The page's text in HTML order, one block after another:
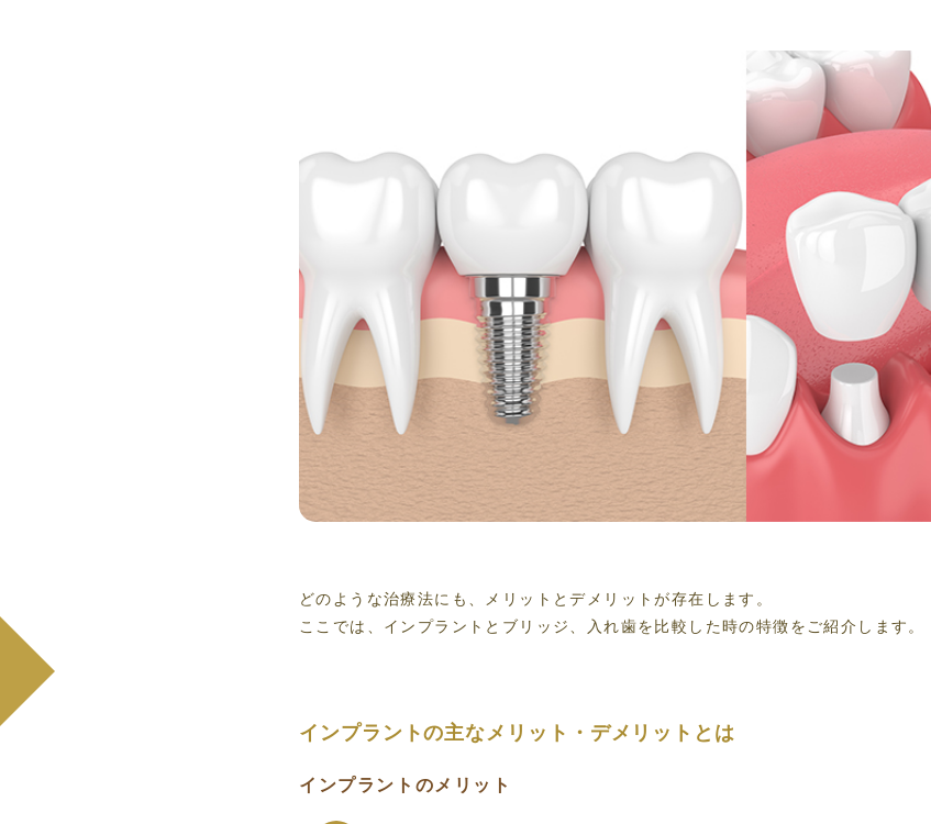
どのような治療法にも、メリットとデメリットが存在します。
ここでは、インプラントとブリッジ、入れ歯を比較した時の特徴をご紹介します。
インプラントの主なメリット・デメリットとは
インプラントのメリット